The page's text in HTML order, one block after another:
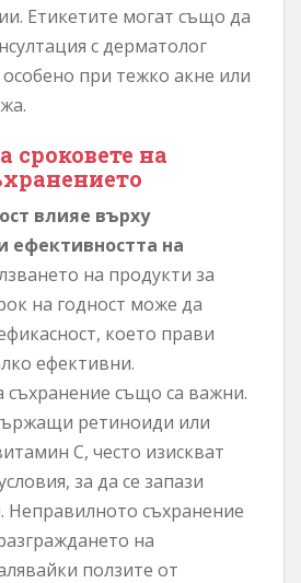
Етикетите могат също да
с дерматолог
при тежко акне или
сроковете на
влияе върху
ефективността на
на продукти за
на годност може да
което прави
ефективни.
съхранение също са важни.
ретиноиди или
С, често изискват
за да се запази
Неправилното съхранение
на
ползите от